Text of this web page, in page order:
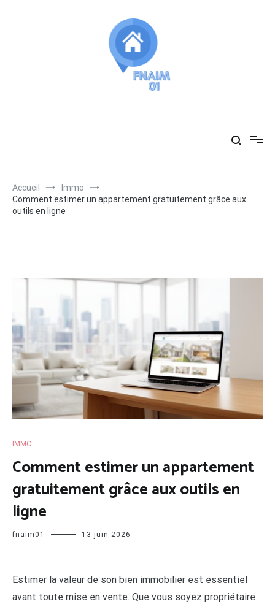
Accueil
Immo
Comment estimer un appartement gratuitement grâce aux
outils en ligne
IMMO
Comment estimer un appartement
gratuitement grâce aux outils en
ligne
fnaim01 13 juin 2026
Estimer la valeur de son bien immobilier est essentiel
avant toute mise en vente. Que vous soyez propriétaire